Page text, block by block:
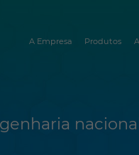
A Empresa Produtos